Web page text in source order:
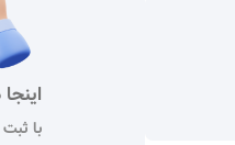
کسانی است که دوست دارند سفر
با ثبت